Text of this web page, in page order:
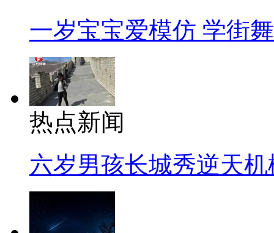
一岁宝宝爱模仿 学街
热点新闻
六岁男孩长城秀逆天机